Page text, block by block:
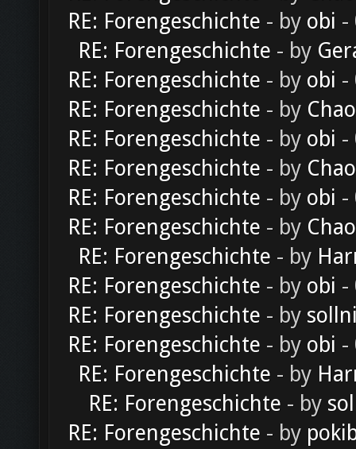
RE: Forengeschichte - by obi -
RE: Forengeschichte - by
RE: Forengeschichte - by obi -
RE: Forengeschichte - by
RE: Forengeschichte - by obi -
RE: Forengeschichte - by
RE: Forengeschichte - by obi -
RE: Forengeschichte - by
RE: Forengeschichte - by
RE: Forengeschichte - by obi -
RE: Forengeschichte - by
RE: Forengeschichte - by obi -
RE: Forengeschichte - by
RE: Forengeschichte - by
RE: Forengeschichte - by